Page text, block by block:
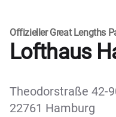
Offizieller Great Lengths
Lofthaus
Theodorstraße 42-
22761 Hamburg